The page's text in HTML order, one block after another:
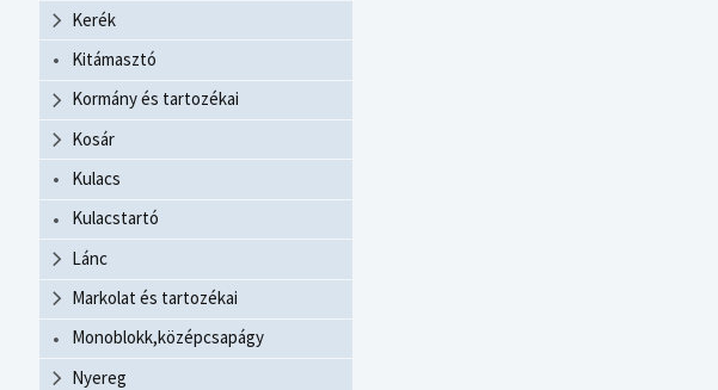
Kerék
Kitámasztó
Kormány és tartozékai
Kosár
Kulacs
Kulacstartó
Lánc
Markolat és tartozékai
Monoblokk,középcsapágy
Nyereg